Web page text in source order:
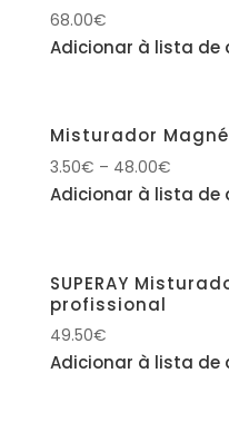
68.00€
Adicionar à lista de
Misturador
3.50€ – 48.00€
Adicionar à lista de
SUPERAY
profissional
49.50€
Adicionar à lista de